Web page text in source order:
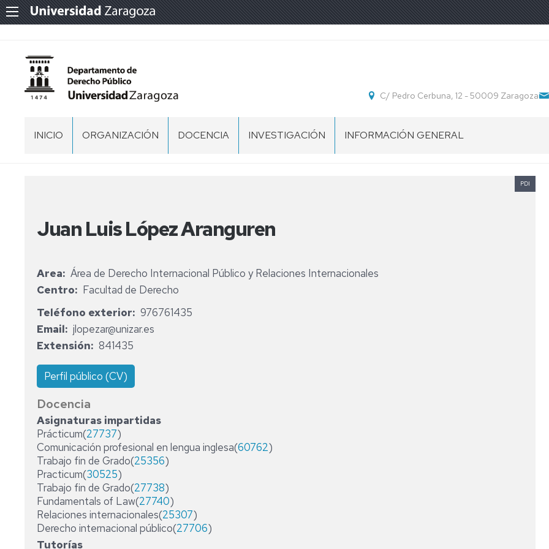
C/ Pedro Cerbuna, 12 - 50009 Zaragoza
INICIO ORGANIZACIÓN
DEL
EQUIPO
CONSEJO
DE
DEPARTAMENTO
ÁREAS
DERECHO
ADMINISTRATIVO
DERECHO
CONSTITUCIONAL
DERECHO
ECLESIÁSTICO
DEL
ESTADO
DERECHO
INTERNACIONAL
PÚBLICO
DOCENTE
PERSONAL
DE
ADMINISTRACIÓN
Y
SERVICIOS
DOCENCIA
TESIS
INVESTIGACIÓN INFORMACIÓN GENERAL
Juan Luis López Aranguren
PDI
Area
Área de Derecho Internacional Público y Relaciones Internacionales
Centro
Facultad de Derecho
Teléfono exterior
976761435
Email
jlopezar@unizar.es
Extensión
841435
Perfil público (CV)
Docencia
Asignaturas impartidas
Prácticum(27737)
Comunicación profesional en lengua inglesa(60762)
Trabajo fin de Grado(25356)
Practicum(30525)
Trabajo fin de Grado(27738)
Fundamentals of Law(27740)
Relaciones internacionales(25307)
Derecho internacional público(27706)
Tutorías